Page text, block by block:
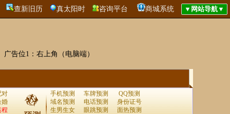
查新旧历 真太阳时 咨询平台 商城系统
广告位1：右上角（电脑端）
对
婚
程
手机预测 车牌预测
QQ预测
域名预测
电话预测
身份证号
生男生女
眼跳预测
面热预测